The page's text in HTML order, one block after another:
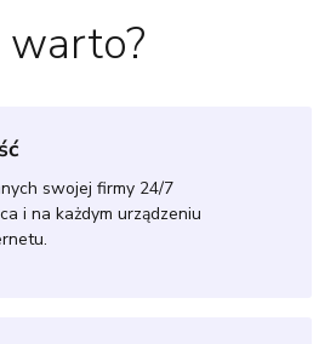
swojej firmy 24/7
i na każdym urządzeniu